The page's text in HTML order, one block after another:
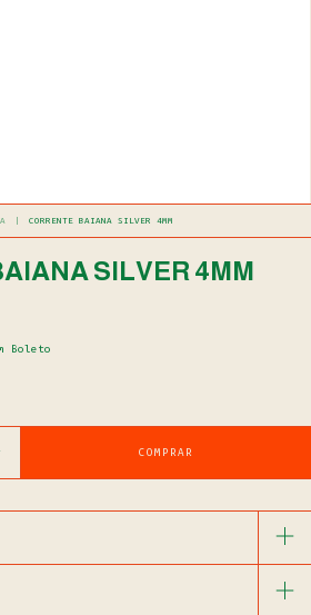
CORRENTE BAIANA SILVER 4MM
SILVER 4MM
Boleto